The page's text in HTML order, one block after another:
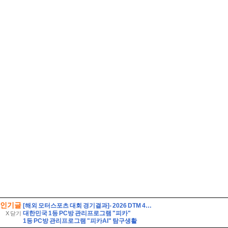
인기글
X 닫기
[해외 모터스포츠 대회 경기결과]- 2026 DTM 4라운드
대한민국 1등 PC방 관리프로그램 "피카"
1등 PC방 관리프로그램 "피카AI" 탐구생활